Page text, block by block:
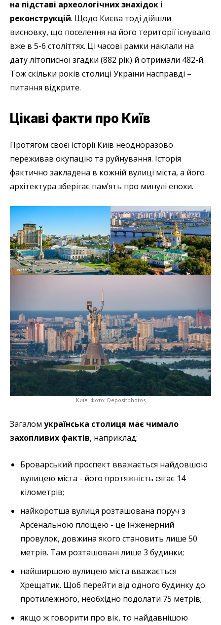
на підставі археологічних знахідок і
реконструкцій. Щодо Києва тоді дійшли
висновку, що поселення на його території існувало
вже в 5-6 століттях. Ці часові рамки наклали на
дату літописної згадки (882 рік) й отримали 482-й.
Тож скільки років столиці України насправді –
питання відкрите.
Цікаві факти про Київ
Протягом своєї історії Київ неодноразово
переживав окупацію та руйнування. Історія
фактично закладена в кожній вулиці міста, а його
архітектура зберігає пам’ять про минулі епохи.
Київ. Фото: Depositphotos
Загалом українська столиця має чимало
захопливих фактів, наприклад:
Броварський проспект вважається найдовшою
вулицею міста - його протяжність сягає 14
кілометрів;
найкоротша вулиця розташована поруч з
Арсенальною площею - це Інженерний
провулок, довжина якого становить лише 50
метрів. Там розташовані лише 3 будинки;
найширшою вулицею міста вважається
Хрещатик. Щоб перейти від одного будинку до
протилежного, необхідно подолати 75 метрів;
якщо ж говорити про вік, то найдавнішою